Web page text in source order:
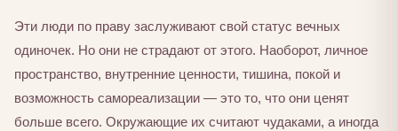
Эти люди по праву заслуживают свой статус вечных
одиночек. Но они не страдают от этого. Наоборот, личное
пространство, внутренние ценности, тишина, покой и
возможность самореализации — это то, что они ценят
больше всего. Окружающие их считают чудаками, а иногда